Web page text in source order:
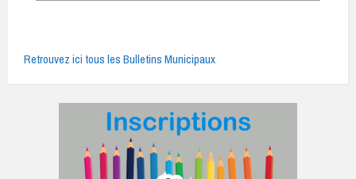
Retrouvez ici tous les Bulletins Municipaux